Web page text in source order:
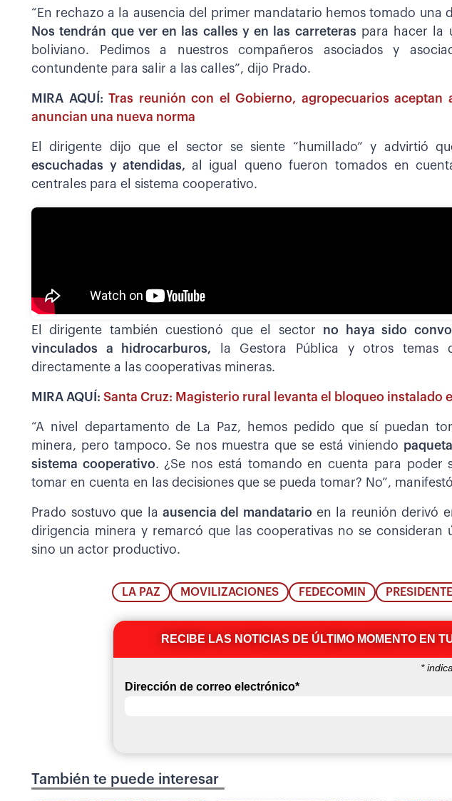
“En rechazo a la ausencia del primer mandatario hemos tomado una
Nos tendrán que ver en las calles y en las carreteras para hacer la
boliviano. Pedimos a nuestros compañeros asociados y
contundente para salir a las calles”, dijo Prado.
MIRA AQUÍ:Tras reunión con el Gobierno, agropecuarios aceptan
anuncian una nueva norma
El dirigente dijo que el sector se siente “humillado” y advirtió
escuchadas y atendidas, al igual queno fueron tomados en
centrales para el sistema cooperativo.
El dirigente también cuestionó que el sector no haya sido
vinculados a hidrocarburos, la Gestora Pública y otros temas
directamente a las cooperativas mineras.
MIRA AQUÍ: Santa Cruz: Magisterio rural levanta el bloqueo instalado
“A nivel departamento de La Paz, hemos pedido que sí puedan
minera, pero tampoco. Se nos muestra que se está viniendo
sistema cooperativo. ¿Se nos está tomando en cuenta para poder
tomar en cuenta en las decisiones que se pueda tomar? No”,
Prado sostuvo que la ausencia del mandatario en la reunión derivó
dirigencia minera y remarcó que las cooperativas no se consideran
sino un actor productivo.
LA PAZ MOVILIZACIONES FEDECOMIN
RECIBE LAS NOTICIAS DE ÚLTIMO MOMENTO EN
*
Dirección de correo electrónico*
También te puede interesar